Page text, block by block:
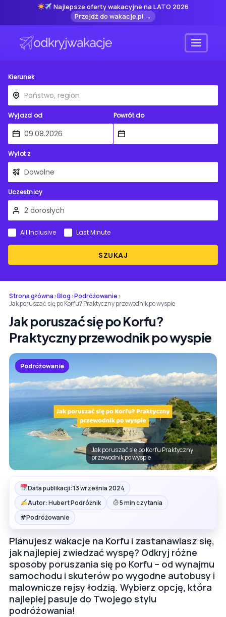
Najlepsze oferty wakacyjne na LATO 2026
Przejdź do wakacje.pl →
Menu
Kierunek
Wyjazd od Powrót do
Wylot z
Uczestnicy
SZUKAJ
All Inclusive Last Minute
Strona główna›Blog›Podróżowanie›
Jak poruszać się po Korfu? Praktyczny przewodnik po wyspie
Jak poruszać się po Korfu?
Praktyczny przewodnik po wyspie
Podróżowanie
Jak poruszać się po Korfu Praktyczny
przewodnik po wyspie
Data publikacji: 13 września 2024
Autor: Hubert Podróżnik
5 min czytania
#Podróżowanie
Planujesz wakacje na Korfu i zastanawiasz się,
jak najlepiej zwiedzać wyspę? Odkryj różne
sposoby poruszania się po Korfu – od wynajmu
samochodu i skuterów po wygodne autobusy i
malownicze rejsy łodzią. Wybierz opcję, która
najlepiej pasuje do Twojego stylu
podróżowania!